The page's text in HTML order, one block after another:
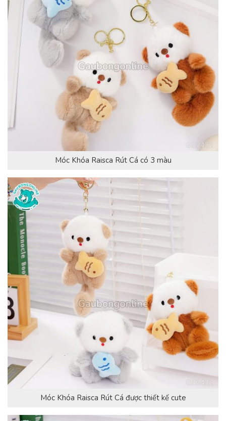
Móc Khóa Raisca Rút Cá có 3 màu
Móc Khóa Raisca Rút Cá được thiết kế cute